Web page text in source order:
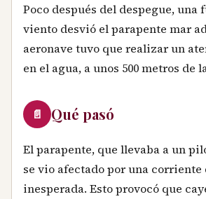
Poco después del despegue, una
viento desvió el parapente mar
aeronave tuvo que realizar un
en el agua, a unos 500 metros de
📄 Qué pasó
El parapente, que llevaba a un
se vio afectado por una corriente
inesperada. Esto provocó que